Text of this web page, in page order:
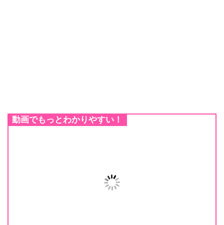
動画でもっとわかりやすい！